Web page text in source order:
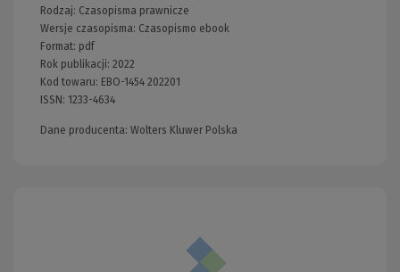
Rodzaj: Czasopisma prawnicze
Wersje czasopisma: Czasopismo ebook
Format: pdf
Rok publikacji: 2022
Kod towaru: EBO-1454 202201
ISSN: 1233-4634
Dane producenta: Wolters Kluwer Polska